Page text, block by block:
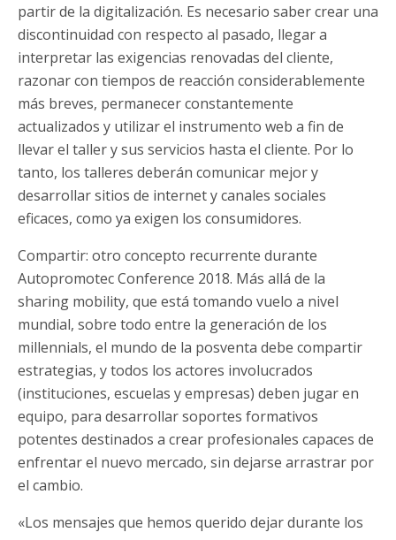
partir de la digitalización. Es necesario saber crear una
discontinuidad con respecto al pasado, llegar a
interpretar las exigencias renovadas del cliente,
razonar con tiempos de reacción considerablemente
más breves, permanecer constantemente
actualizados y utilizar el instrumento web a fin de
llevar el taller y sus servicios hasta el cliente. Por lo
tanto, los talleres deberán comunicar mejor y
desarrollar sitios de internet y canales sociales
eficaces, como ya exigen los consumidores.
Compartir: otro concepto recurrente durante
Autopromotec Conference 2018. Más allá de la
sharing mobility, que está tomando vuelo a nivel
mundial, sobre todo entre la generación de los
millennials, el mundo de la posventa debe compartir
estrategias, y todos los actores involucrados
(instituciones, escuelas y empresas) deben jugar en
equipo, para desarrollar soportes formativos
potentes destinados a crear profesionales capaces de
enfrentar el nuevo mercado, sin dejarse arrastrar por
el cambio.
«Los mensajes que hemos querido dejar durante los